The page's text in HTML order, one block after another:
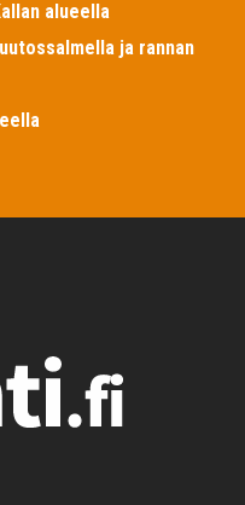
alueella
ja rannan